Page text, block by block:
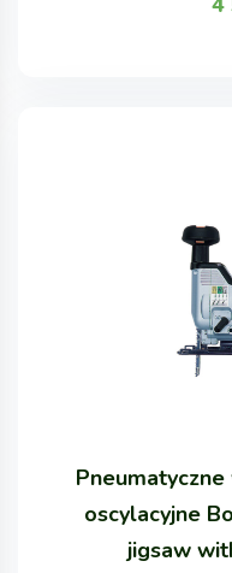
oscylacyjne
jigsaw